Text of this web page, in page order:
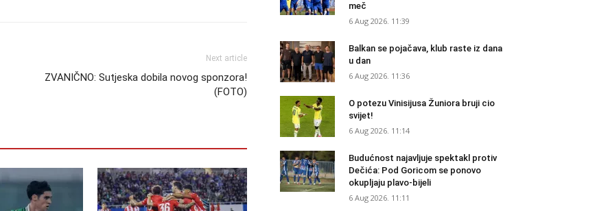
Next article
ZVANIČNO: Sutjeska dobila novog sponzora!
(FOTO)
meč
6 Aug 2026. 11:39
Balkan se pojačava, klub raste iz dana
u dan
6 Aug 2026. 11:36
O potezu Vinisijusa Žuniora bruji cio
svijet!
6 Aug 2026. 11:14
Budućnost najavljuje spektakl protiv
Dečića: Pod Goricom se ponovo
okupljaju plavo-bijeli
6 Aug 2026. 11:11